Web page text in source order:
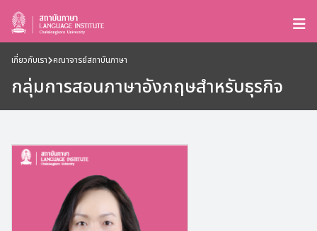
เกี่ยวกับเรา คณาจารย์สถาบันภาษา
กลุ่มการสอนภาษาอังกฤษสำหรับธุรกิจ